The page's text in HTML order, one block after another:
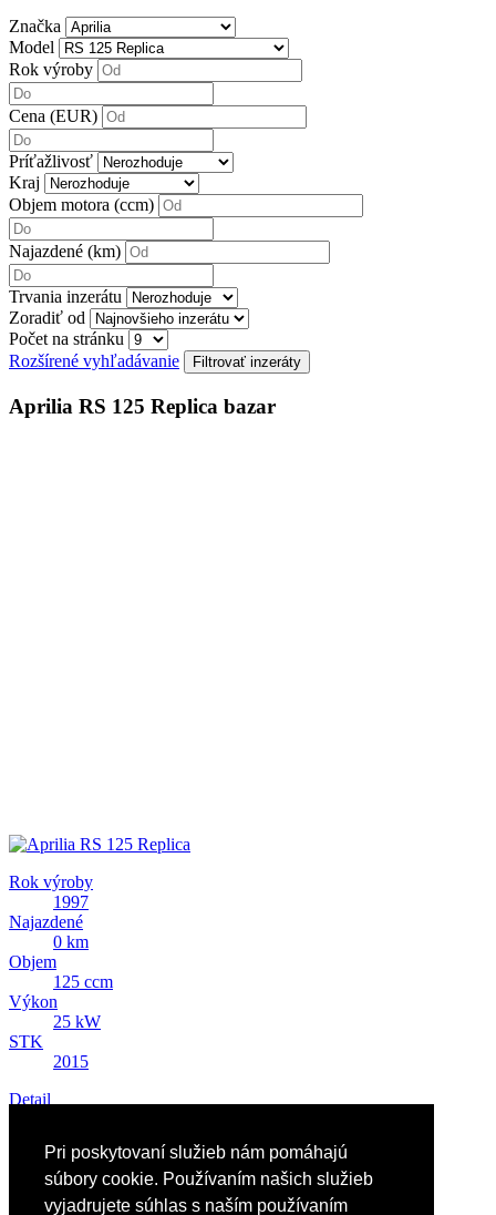
Pri poskytovaní služieb nám pomáhajú
súbory cookie. Používaním našich služieb
vyjadrujete súhlas s naším používaním
Značka
Model
Rok výroby
Cena (EUR)
Príťažlivosť
Kraj
Objem motora (ccm)
Najazdené (km)
Trvania inzerátu
Zoradiť od
Počet na stránku
Rozšírené vyhľadávanie
Aprilia RS 125 Replica bazar
Rok výroby
1997
Najazdené
0 km
Objem
125 ccm
Výkon
25 kW
STK
2015
Detail
1 EUR